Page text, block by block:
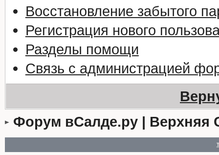
Восстановление забытого
Регистрация нового
Разделы помощи
Связь с администрацией
Форум вСалде.ру | Верхняя